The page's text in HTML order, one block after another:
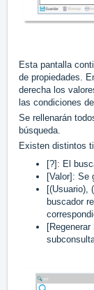
Esta pantalla
de propiedades.
derecha los
las condiciones
Se rellenarán
búsqueda.
Existen distintos
[?]: El
[Valor]: Se
[(Usuario),
buscador